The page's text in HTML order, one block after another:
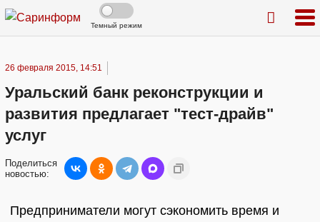
Темный режим
26 февраля 2015, 14:51
Уральский банк реконструкции и
развития предлагает "тест-драйв"
услуг
Поделиться
новостью:
Предприниматели могут сэкономить время и